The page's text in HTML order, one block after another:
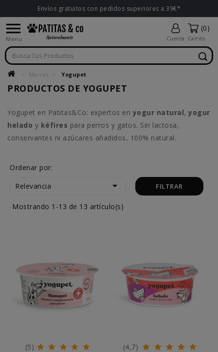
Envíos gratuitos con pedidos superiores a 39€*

Menu Cuenta
(0)
Carrito
Marcas Yogupet
PRODUCTOS DE YOGUPET
Yogupet en Patitas&Co: expertos en yogur natural, yogur
helado y kéfires para perros y gatos. Sin lactosa,
conservantes ni azúcares añadidos, 100% natural.
Ordenar por:
Relevancia
 FILTRAR
Mostrando 1-13 de 13 artículo(s)
(5)
(4,7)